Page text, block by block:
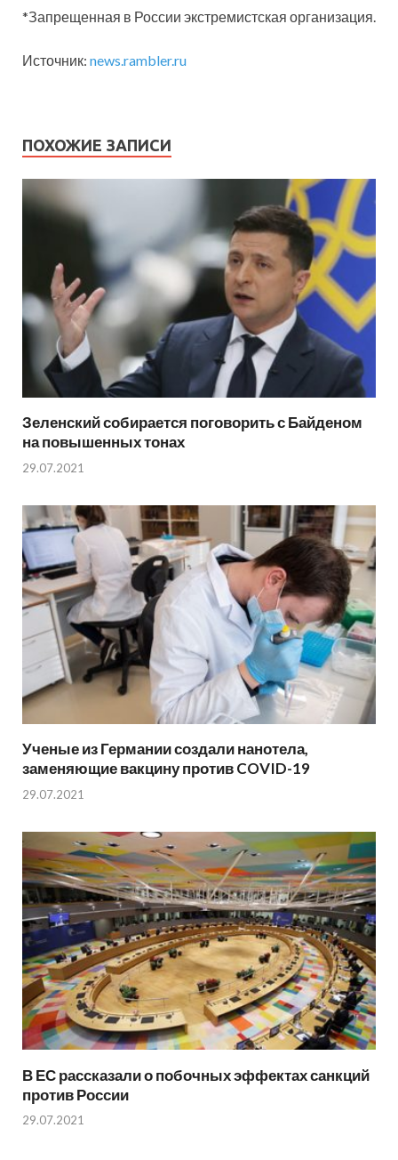
*Запрещенная в России экстремистская организация.
Источник: news.rambler.ru
ПОХОЖИЕ ЗАПИСИ
Зеленский собирается поговорить с Байденом
на повышенных тонах
29.07.2021
Ученые из Германии создали нанотела,
заменяющие вакцину против COVID-19
29.07.2021
В ЕС рассказали о побочных эффектах санкций
против России
29.07.2021